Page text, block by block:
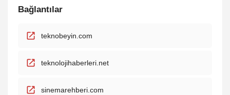
Bağlantılar
teknobeyin.com
teknolojihaberleri.net
sinemarehberi.com